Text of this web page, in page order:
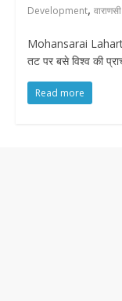
Development, वाराणसी
Mohansarai
तट पर बसे विश्व की
Read more